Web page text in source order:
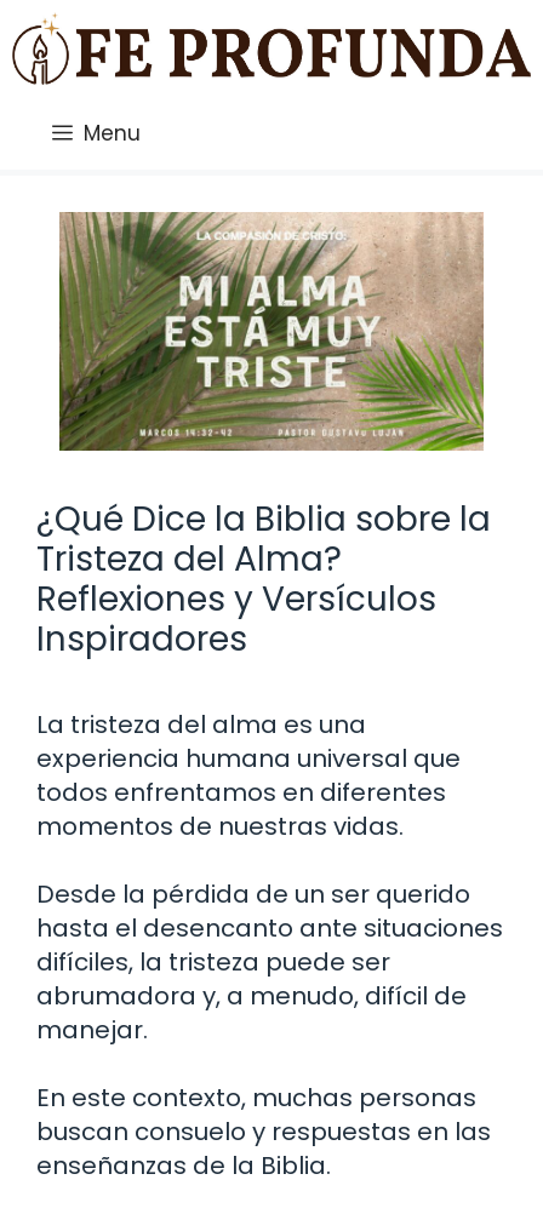
Saltar
al
contenido
Menu
¿Qué Dice la Biblia sobre la
Tristeza del Alma?
Reflexiones y Versículos
Inspiradores
La tristeza del alma es una
experiencia humana universal que
todos enfrentamos en diferentes
momentos de nuestras vidas.
Desde la pérdida de un ser querido
hasta el desencanto ante situaciones
difíciles, la tristeza puede ser
abrumadora y, a menudo, difícil de
manejar.
En este contexto, muchas personas
buscan consuelo y respuestas en las
enseñanzas de la Biblia.